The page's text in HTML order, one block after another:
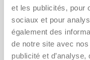
et les publicités, pour
sociaux et pour
également des
de notre site avec
publicité et
Comment
sac à jambe
Conveen®